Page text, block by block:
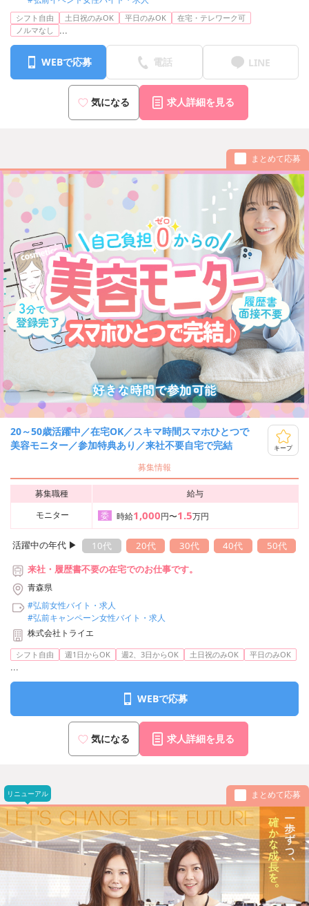
シフト自由 土日祝のみOK 平日のみOK
在宅・テレワーク可
ノルマなし
...
WEBで応募 電話 LINE
気になる 求人詳細を見る
まとめて応募
20～50歳活躍中／在宅OK／スキマ時間スマホひとつで
美容モニター／参加特典あり／来社不要自宅で完結
キープ
募集情報
募集職種
給与
モニター
委 時給1,000円〜1.5万円
活躍中の年代 ▶︎ 10代 20代 30代 40代
50代
来社・履歴書不要の在宅でのお仕事です。
青森県
#弘前女性バイト・求人
#弘前キャンペーン女性バイト・求人
株式会社トライエ
シフト自由 週1日からOK 週2、3日からOK 土日祝のみOK 平日のみOK
...
WEBで応募
気になる 求人詳細を見る
リニューアル まとめて応募